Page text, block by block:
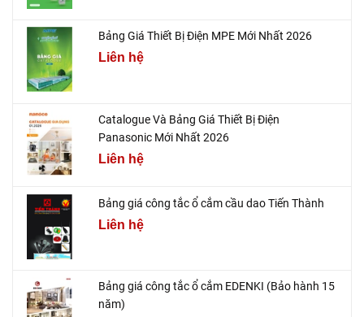
Bảng Giá Thiết Bị Điện MPE Mới Nhất 2026
Liên hệ
Catalogue Và Bảng Giá Thiết Bị Điện
Panasonic Mới Nhất 2026
Liên hệ
Bảng giá công tắc ổ cắm cầu dao Tiến Thành
Liên hệ
Bảng giá công tắc ổ cắm EDENKI (Bảo hành 15
năm)